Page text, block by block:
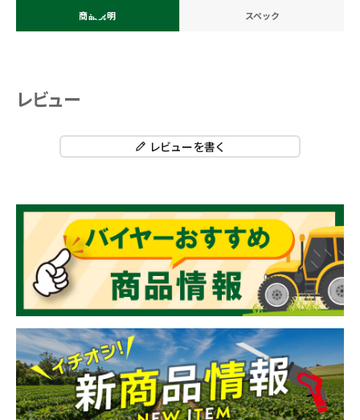
商品説明 スペック
レビュー
レビューを書く